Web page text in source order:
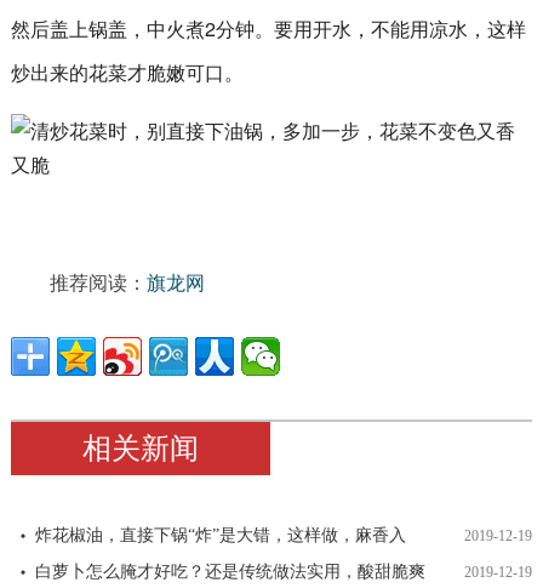
然后盖上锅盖，中火煮2分钟。要用开水，不能用凉水，这样
炒出来的花菜才脆嫩可口。
推荐阅读： 旗龙网
相关新闻
炸花椒油，直接下锅“炸”是大错，这样做，麻香入 2019-12-19
白萝卜怎么腌才好吃？还是传统做法实用，酸甜脆爽 2019-12-19